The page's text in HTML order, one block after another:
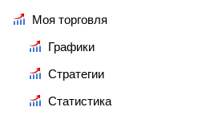
Моя торговля
Графики
Стратегии
Статистика